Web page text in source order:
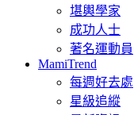
堪輿學家
成功人士
著名運動員
MamiTrend
每週好去處
星級追縱